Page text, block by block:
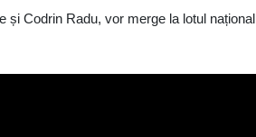
și Codrin Radu, vor merge la lotul național